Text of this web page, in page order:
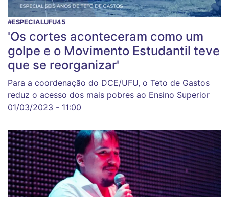
#ESPECIALUFU45
'Os cortes aconteceram como um
golpe e o Movimento Estudantil teve
que se reorganizar'
Para a coordenação do DCE/UFU, o Teto de Gastos
reduz o acesso dos mais pobres ao Ensino Superior
01/03/2023 - 11:00